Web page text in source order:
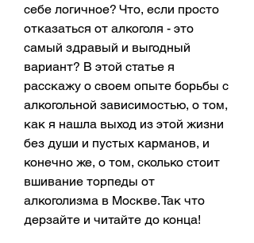
себе логичное? Что, если просто
отказаться от алкоголя - это
самый здравый и выгодный
вариант? В этой статье я
расскажу о своем опыте борьбы с
алкогольной зависимостью, о том,
как я нашла выход из этой жизни
без души и пустых карманов, и
конечно же, о том, сколько стоит
вшивание торпеды от
алкоголизма в Москве. Так что
дерзайте и читайте до конца!